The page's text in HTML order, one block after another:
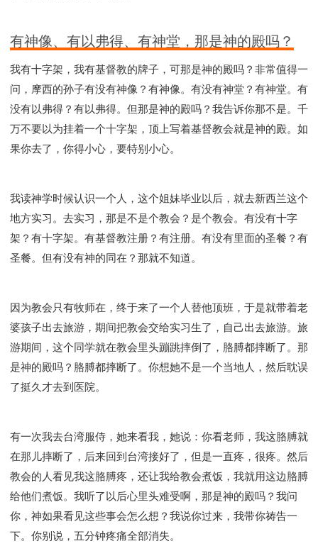
有神像、有以弗得、有神堂，那是神的殿吗？
我有十字架，我有基督教的牌子，可那是神的殿吗？非常值得一
问，摩西的孙子有没有神像？有神像。有没有神堂？有神堂。有
没有以弗得？有以弗得。但那是神的殿吗？我告诉你那不是。千
万不要以为挂着一个十字架，顶上写着基督教会就是神的殿。如
果你去了，你得小心，要特别小心。
我读神学时候认识一个人，这个姐妹毕业以后，就去新西兰这个
地方实习。去实习，那是不是个教会？是个教会。有没有十字
架？有十字架。有基督教注册？有注册。有没有里面的圣餐？有
圣餐。但有没有神的同在？那就不知道。
因为教会只有牧师在，终于来了一个人替他顶班，于是就带着老
婆孩子出去旅游，期间把教会交给实习生了，自己出去旅游。旅
游期间，这个同学就在教会里头蹦跳摔倒了，胳膊都摔断了。那
是神的殿吗？胳膊都摔断了。你想她不是一个当地人，然后耽误
了挺久才去到医院。
有一次我去台湾服侍，她来看我，她说：你看老师，我这胳膊就
在那儿摔断了，后来回到台湾接好了，但是一直疼，很疼。然后
教会的人看见我这胳膊疼，还让我给教会煮饭，我就用这边胳膊
给他们煮饭。我听了以后心里头难受啊，那是神的殿吗？我问
你，神如果看见这些事会怎么想？我说你过来，我带你祷告一
下。你别说，五分钟疼痛全部消失。